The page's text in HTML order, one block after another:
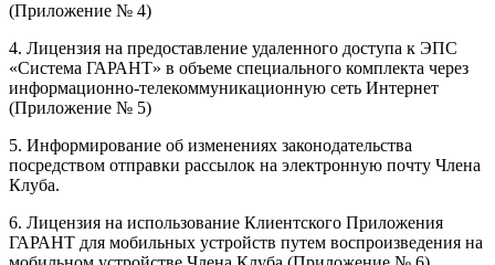
(Приложение № 4)
4. Лицензия на предоставление удаленного доступа к ЭПС
«Система ГАРАНТ» в объеме специального комплекта через
информационно-телекоммуникационную сеть Интернет
(Приложение № 5)
5. Информирование об изменениях законодательства
посредством отправки рассылок на электронную почту Члена
Клуба.
6. Лицензия на использование Клиентского Приложения
ГАРАНТ для мобильных устройств путем воспроизведения на